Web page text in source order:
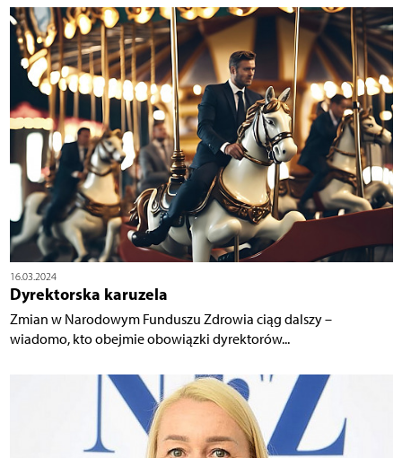
16.03.2024
Dyrektorska karuzela
Zmian w Narodowym Funduszu Zdrowia ciąg dalszy –
wiadomo, kto obejmie obowiązki dyrektorów...